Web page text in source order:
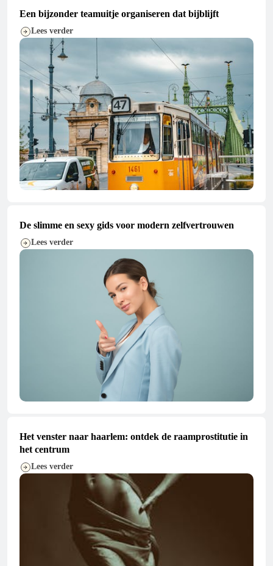
Een bijzonder teamuitje organiseren dat bijblijft
Lees verder
De slimme en sexy gids voor modern zelfvertrouwen
Lees verder
Het venster naar haarlem: ontdek de raamprostitutie in
het centrum
Lees verder